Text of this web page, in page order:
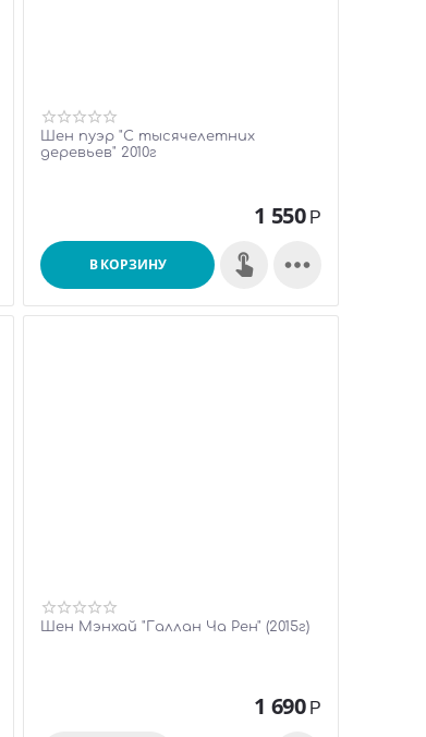
Шен пуэр "С тысячелетних
деревьев" 2010г
1 550 Р
В КОРЗИНУ 
Шен Мэнхай "Галлан Ча Рен" (2015г)
1 690 Р